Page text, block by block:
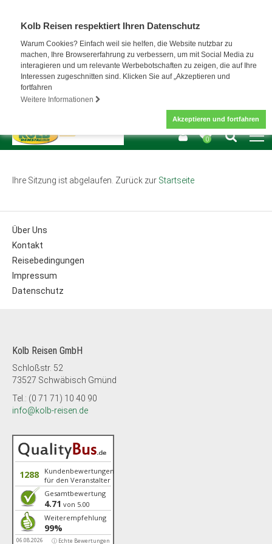
Kolb Reisen respektiert Ihren Datenschutz
Warum Cookies? Einfach weil sie helfen, die Website nutzbar zu
machen, Ihre Browsererfahrung zu verbessern, um mit Social Media zu
interagieren und um relevante Werbebotschaften zu zeigen, die auf Ihre
Interessen zugeschnitten sind. Klicken Sie auf „Akzeptieren und
fortfahren
Weitere Informationen
Akzeptieren und fortfahren
0
Ihre Sitzung ist abgelaufen. Zurück zur Startseite
Über Uns
Kontakt
Reisebedingungen
Impressum
Datenschutz
Kolb Reisen GmbH
Schloßstr. 52
73527 Schwäbisch Gmünd
Tel.: (0 71 71) 10 40 90
info@kolb-reisen.de
1288
Kundenbewertungen
für den Veranstalter
Gesamtbewertung
4.71 von 5.00
Weiterempfehlung
99%
06.08.2026 ⓘ Echte Bewertungen